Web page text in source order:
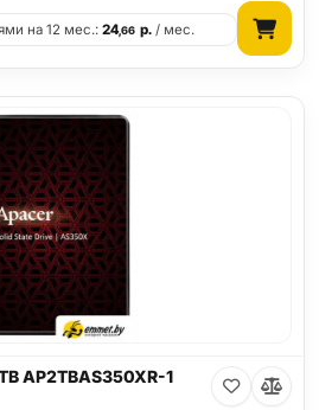
на 12 мес.:24,66 р./ мес.
AP2TBAS350XR-1